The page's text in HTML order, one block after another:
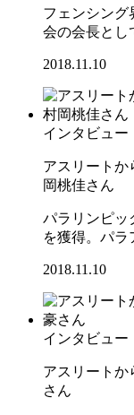
フェンシング
会の会長とし
2018.11.10
インタビュー
アスリート
岡桃佳さん
パラリンピッ
を獲得。パラ
2018.11.10
インタビュー
アスリート
さん